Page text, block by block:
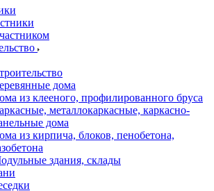
дома
из клееного, профилированного бруса
металлокаркасные, каркасно-
дома
из кирпича, блоков, пенобетона,
здания, склады